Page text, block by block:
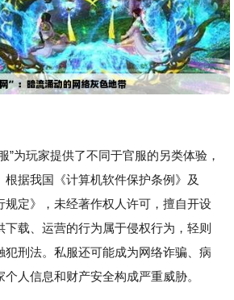
”为玩家提供了不同于官服的另类体验，
据我国《计算机软件保护条例》及
规定》，未经著作权人许可，擅自开设
载、运营的行为属于侵权行为，轻则
犯刑法。私服还可能成为网络诈骗、病
人信息和财产安全构成严重威胁。